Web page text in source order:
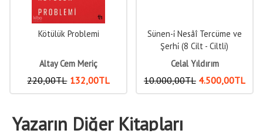
Kötülük Problemi
Altay Cem Meriç
220,00TL 132,00TL
Sünen-i̇ Nesâî Tercüme ve
Şerhi̇ (8 Cilt - Ciltli)
Celal Yıldırım
10.000,00TL 4.500,00TL
Yazarın Diğer Kitapları